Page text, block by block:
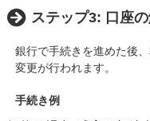
ステップ3: 口座
銀行で手続きを進めた後
変更が行われます。
手続き例